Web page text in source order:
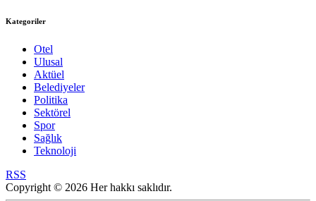
Kategoriler
Otel
Ulusal
Aktüel
Belediyeler
Politika
Sektörel
Spor
Sağlık
Teknoloji
RSS
Copyright © 2026 Her hakkı saklıdır.